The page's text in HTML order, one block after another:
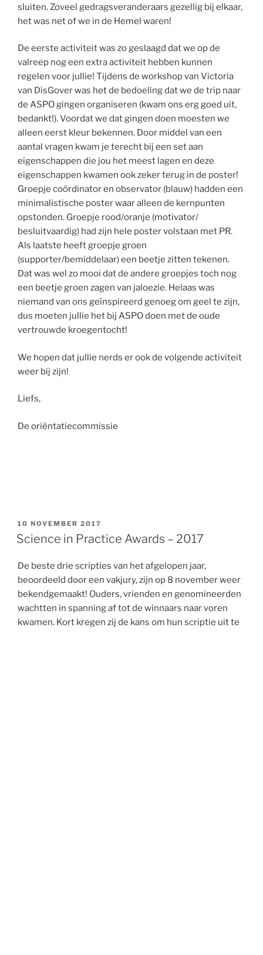
sluiten. Zoveel gedragsveranderaars gezellig bij elkaar,
het was net of we in de Hemel waren!
De eerste activiteit was zo geslaagd dat we op de
valreep nog een extra activiteit hebben kunnen
regelen voor jullie! Tijdens de workshop van Victoria
van DisGover was het de bedoeling dat we de trip naar
de ASPO gingen organiseren (kwam ons erg goed uit,
bedankt!). Voordat we dat gingen doen moesten we
alleen eerst kleur bekennen. Door middel van een
aantal vragen kwam je terecht bij een set aan
eigenschappen die jou het meest lagen en deze
eigenschappen kwamen ook zeker terug in de poster!
Groepje coördinator en observator (blauw) hadden een
minimalistische poster waar alleen de kernpunten
opstonden. Groepje rood/oranje (motivator/
besluitvaardig) had zijn hele poster volstaan met PR.
Als laatste heeft groepje groen
(supporter/bemiddelaar) een beetje zitten tekenen.
Dat was wel zo mooi dat de andere groepjes toch nog
een beetje groen zagen van jaloezie. Helaas was
niemand van ons geïnspireerd genoeg om geel te zijn,
dus moeten jullie het bij ASPO doen met de oude
vertrouwde kroegentocht!
We hopen dat jullie nerds er ook de volgende activiteit
weer bij zijn!
Liefs,
De oriëntatiecommissie
POSTED
ON
10 NOVEMBER 2017
Science in Practice Awards – 2017
De beste drie scripties van het afgelopen jaar,
beoordeeld door een vakjury, zijn op 8 november weer
bekendgemaakt! Ouders, vrienden en genomineerden
wachtten in spanning af tot de winnaars naar voren
kwamen. Kort kregen zij de kans om hun scriptie uit te